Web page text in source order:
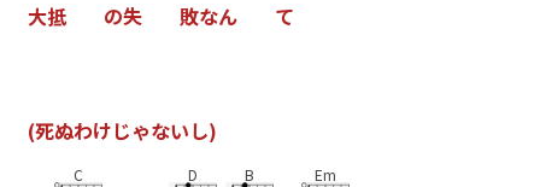
大抵 の失 敗なん て
(死ぬわけじゃないし)
C D B Em